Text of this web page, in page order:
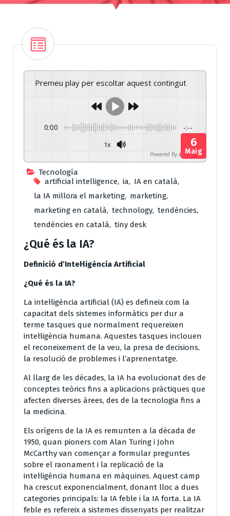
Premeu play per escoltar aquest contingut
0:00 -:--
1x
Powered By GSpeech
Tecnología
artificial intelligence, ia, IA en català,
la IA millora el marketing, marketing,
marketing en català, technology, tendències,
tendències en català, tiny desk
6
Maig
¿Qué és la IA?
Definició d’Intel·ligència Artificial
¿Qué és la IA?
La intel·ligència artificial (IA) es defineix com la
capacitat dels sistemes informàtics per dur a
terme tasques que normalment requereixen
intel·ligència humana. Aquestes tasques inclouen
el reconeixement de la veu, la presa de decisions,
la resolució de problemes i l’aprenentatge.
Al llarg de les dècades, la IA ha evolucionat des de
conceptes teòrics fins a aplicacions pràctiques que
afecten diverses àrees, des de la tecnologia fins a
la medicina.
Els orígens de la IA es remunten a la dècada de
1950, quan pioners com Alan Turing i John
McCarthy van començar a formular preguntes
sobre el raonament i la replicació de la
intel·ligència humana en màquines. Aquest camp
ha crescut exponencialment, donant lloc a dues
categories principals: la IA feble i la IA forta. La IA
feble es refereix a sistemes dissenyats per realitzar